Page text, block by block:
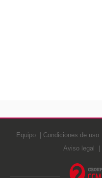
Equipo Condiciones de uso
Aviso legal